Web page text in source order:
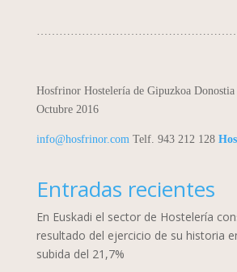
Hosfrinor Hostelería de Gipuzkoa
Octubre 2016
info@hosfrinor.comTelf. 943 212 128
Entradas recientes
En Euskadi el sector de Hostelería
resultado del ejercicio de su historia
subida del 21,7%